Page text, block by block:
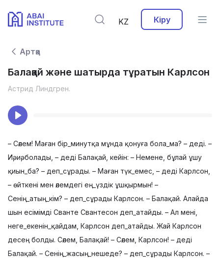
KZ Кіру
Артқа
Балақай және шатырда тұратын Карлсон
Астрид Линдгрен.
– Сәлем! Маған бір_минутқа мұнда қонуға бола_ма? – деді. –
Иә, иә, болады, – деді Балақай, кейін: – Немене, бұлай ұшу
қиын_ба? – деп_сұрады. – Маған түк_емес, – деді Карлсон,
– өйткені мен әлемдегі ең_үздік ұшқырмын! –
Сенің_атың_кім? – деп_сұрады Карлсон. – Балақай. Алайда
шын есімімді Сванте Свантесон деп_атайды. – Ал мені,
неге_екенін_қайдам, Карлсон деп_атайды. Жай Карлсон
десең болды. Сәлем, Балақай! – Сәлем, Карлсон! – деді
Балақай. – Сенің_жасың_нешеде? – деп_сұрады Карлсон. –